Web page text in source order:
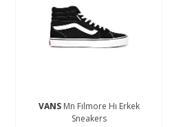
VANS Mn Fılmore Hı Erkek
Sneakers